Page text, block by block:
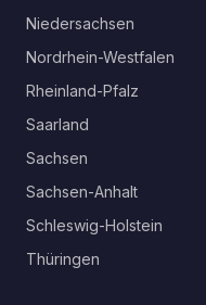
Niedersachsen
Nordrhein-Westfalen
Rheinland-Pfalz
Saarland
Sachsen
Sachsen-Anhalt
Schleswig-Holstein
Thüringen